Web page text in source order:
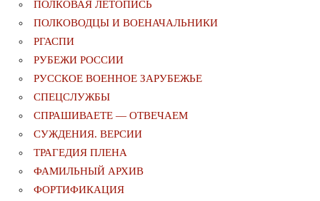
ПОЛКОВАЯ ЛЕТОПИСЬ
ПОЛКОВОДЦЫ И ВОЕНАЧАЛЬНИКИ
РГАСПИ
РУБЕЖИ РОССИИ
РУССКОЕ ВОЕННОЕ ЗАРУБЕЖЬЕ
СПЕЦСЛУЖБЫ
СПРАШИВАЕТЕ — ОТВЕЧАЕМ
СУЖДЕНИЯ. ВЕРСИИ
ТРАГЕДИЯ ПЛЕНА
ФАМИЛЬНЫЙ АРХИВ
ФОРТИФИКАЦИЯ